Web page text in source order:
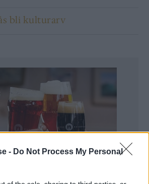
- Do Not Process My Personal
bli kulturarv